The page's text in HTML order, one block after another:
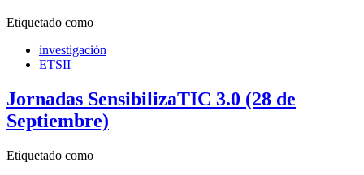
Etiquetado como
investigación
ETSII
Jornadas SensibilizaTIC 3.0 (28 de
Septiembre)
Etiquetado como